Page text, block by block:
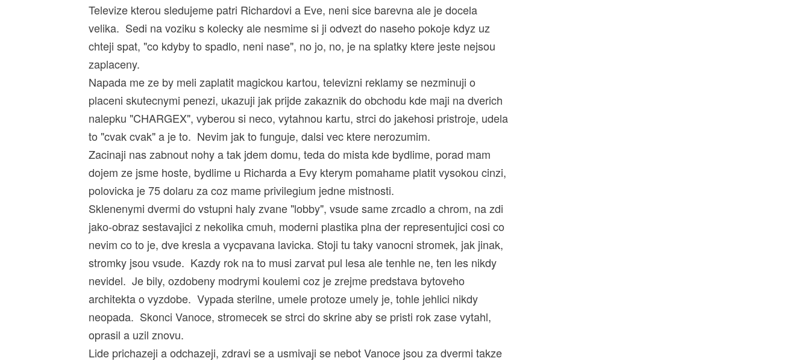
Televize kterou sledujeme patri Richardovi a Eve, neni sice barevna ale je docela
velika. Sedi na voziku s kolecky ale nesmime si ji odvezt do naseho pokoje kdyz uz
chteji spat, "co kdyby to spadlo, neni nase", no jo, no, je na splatky ktere jeste nejsou
zaplaceny.
Napada me ze by meli zaplatit magickou kartou, televizni reklamy se nezminuji o
placeni skutecnymi penezi, ukazuji jak prijde zakaznik do obchodu kde maji na dverich
nalepku "CHARGEX", vyberou si neco, vytahnou kartu, strci do jakehosi pristroje, udela
to "cvak cvak" a je to. Nevim jak to funguje, dalsi vec ktere nerozumim.
Zacinaji nas zabnout nohy a tak jdem domu, teda do mista kde bydlime, porad mam
dojem ze jsme hoste, bydlime u Richarda a Evy kterym pomahame platit vysokou cinzi,
polovicka je 75 dolaru za coz mame privilegium jedne mistnosti.
Sklenenymi dvermi do vstupni haly zvane "lobby", vsude same zrcadlo a chrom, na zdi
jako-obraz sestavajici z nekolika cmuh, moderni plastika plna der representujici cosi co
nevim co to je, dve kresla a vycpavana lavicka. Stoji tu taky vanocni stromek, jak jinak,
stromky jsou vsude. Kazdy rok na to musi zarvat pul lesa ale tenhle ne, ten les nikdy
nevidel. Je bily, ozdobeny modrymi koulemi coz je zrejme predstava bytoveho
architekta o vyzdobe. Vypada sterilne, umele protoze umely je, tohle jehlici nikdy
neopada. Skonci Vanoce, stromecek se strci do skrine aby se pristi rok zase vytahl,
oprasil a uzil znovu.
Lide prichazeji a odchazeji, zdravi se a usmivaji se nebot Vanoce jsou za dvermi takze